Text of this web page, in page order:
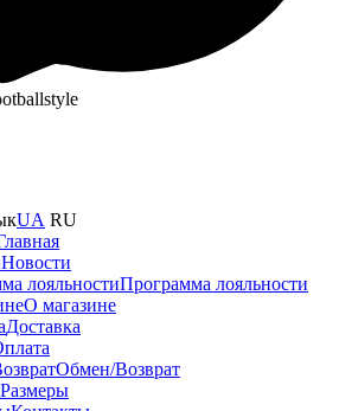
UA RU
Новости
Программа лояльности
О магазине
Доставка
Обмен/Возврат
Размеры